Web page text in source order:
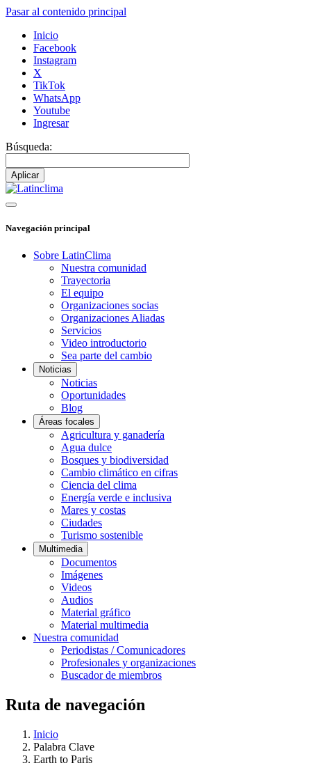
Pasar al contenido principal
Inicio
Facebook
Instagram
X
TikTok
WhatsApp
Youtube
Ingresar
Búsqueda:
Navegación principal
Sobre LatinClima
Nuestra comunidad
Trayectoria
El equipo
Organizaciones socias
Organizaciones Aliadas
Servicios
Video introductorio
Sea parte del cambio
Noticias
Noticias
Oportunidades
Blog
Áreas focales
Agricultura y ganadería
Agua dulce
Bosques y biodiversidad
Cambio climático en cifras
Ciencia del clima
Energía verde e inclusiva
Mares y costas
Ciudades
Turismo sostenible
Multimedia
Documentos
Imágenes
Videos
Audios
Material gráfico
Material multimedia
Nuestra comunidad
Periodistas / Comunicadores
Profesionales y organizaciones
Buscador de miembros
Ruta de navegación
Inicio
Palabra Clave
Earth to Paris